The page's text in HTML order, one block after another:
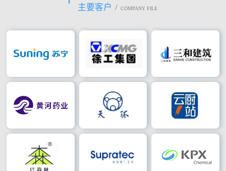
主要客户 / COMPANY FILE